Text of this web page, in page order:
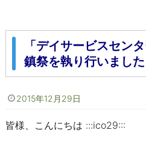
「デイサービスセン
鎮祭を執り行いました
2015年12月29日
皆様、こんにちは :::ico29:::